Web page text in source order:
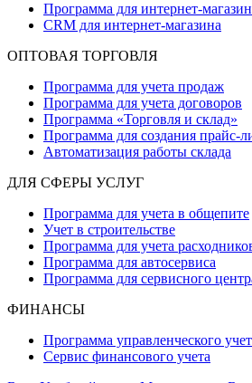
Программа для интернет-
CRM для интернет-магазина
ОПТОВАЯ ТОРГОВЛЯ
Программа для учета продаж
Программа для учета договоров
Программа «Торговля и склад»
Программа для создания
Автоматизация работы склада
ДЛЯ СФЕРЫ УСЛУГ
Программа для учета в общепите
Учет в строительстве
Программа для учета
Программа для автосервиса
Программа для сервисного
ФИНАНСЫ
Программа управленческого
Сервис финансового учета